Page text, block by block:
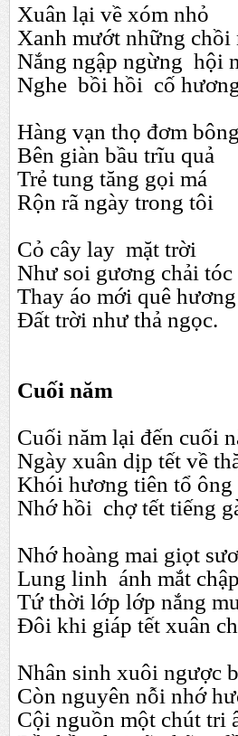
Xuân lại về xóm nhỏ
Xanh mướt những chồi
Nắng ngập ngừng hội
Nghe bồi hồi cố
Hàng vạn thọ đơm bông
Bên giàn bầu trĩu quả
Trẻ tung tăng gọi má
Rộn rã ngày trong tôi
Cỏ cây lay mặt trời
Như soi gương chải tóc
Thay áo mới quê hương
Đất trời như thả ngọc.
Cuối năm
Cuối năm lại đến cuối
Ngày xuân dịp tết về
Khói hương tiên tổ ông
Nhớ hồi chợ tết tiếng
Nhớ hoàng mai giọt
Lung linh ánh mắt
Tứ thời lớp lớp nắng
Đôi khi giáp tết xuân
Nhân sinh xuôi ngược
Còn nguyên nỗi nhớ
Cội nguồn một chút tri